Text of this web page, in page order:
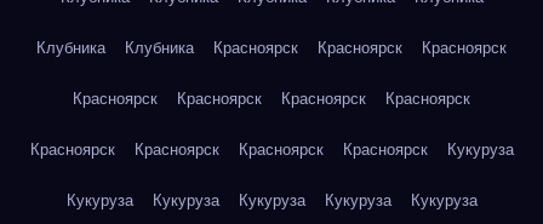
Клубника Клубника Красноярск Красноярск Красноярск
Красноярск Красноярск Красноярск Красноярск
Красноярск Красноярск Красноярск Красноярск Кукуруза
Кукуруза Кукуруза Кукуруза Кукуруза Кукуруза